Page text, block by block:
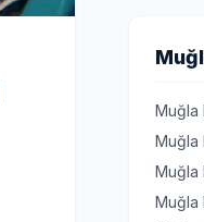
Muğla
Muğla
Muğla
Muğla